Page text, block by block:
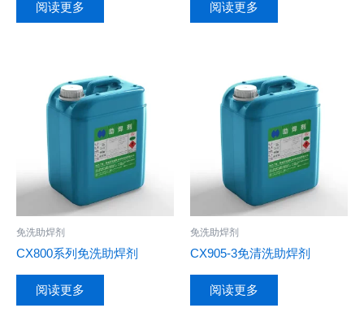
阅读更多 阅读更多
免洗助焊剂
CX800系列免洗助焊剂
阅读更多
免洗助焊剂
CX905-3免清洗助焊剂
阅读更多